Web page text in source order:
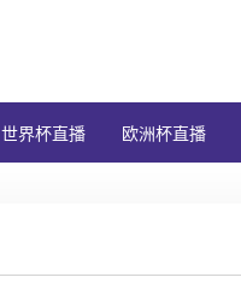
世界杯直播 欧洲杯直播